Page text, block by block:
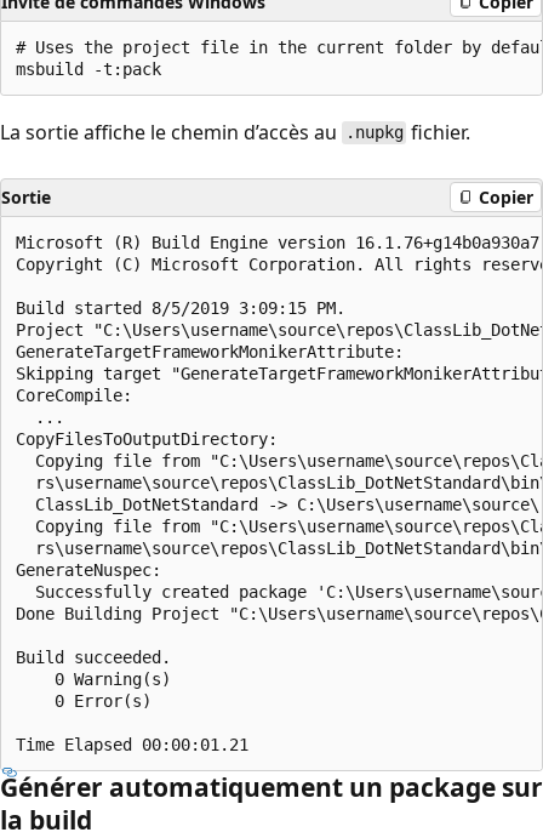
# Uses the project file in the current folder by
La sortie affiche le chemin d’accès au .nupkg fichier.
Sortie Copier
Microsoft (R) Build Engine version 16.1.76+g14b0a930a7
Copyright (C) Microsoft Corporation. All rights
Build started 8/5/2019 3:09:15 PM.
Project
GenerateTargetFrameworkMonikerAttribute:
Skipping target
CoreCompile:
  ...
CopyFilesToOutputDirectory:
Copying file from
ClassLib_DotNetStandard ->
Copying file from
GenerateNuspec:
Successfully created package
Done Building Project
Build succeeded.
    0 Warning(s)
    0 Error(s)
Générer automatiquement un package sur
la build